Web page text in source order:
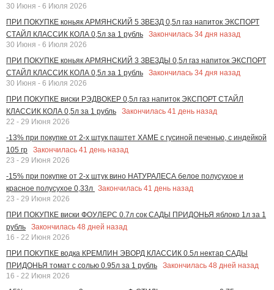
30 Июня - 6 Июля 2026
ПРИ ПОКУПКЕ коньяк АРМЯНСКИЙ 5 ЗВЕЗД 0,5л газ напиток ЭКСПОРТ
СТАЙЛ КЛАССИК КОЛА 0,5л за 1 рубль
Закончилась 34 дня назад
30 Июня - 6 Июля 2026
ПРИ ПОКУПКЕ коньяк АРМЯНСКИЙ 3 ЗВЕЗДЫ 0,5л газ напиток ЭКСПОРТ
СТАЙЛ КЛАССИК КОЛА 0,5л за 1 рубль
Закончилась 34 дня назад
30 Июня - 6 Июля 2026
ПРИ ПОКУПКЕ виски РЭДВОКЕР 0,5л газ напиток ЭКСПОРТ СТАЙЛ
КЛАССИК КОЛА 0,5л за 1 рубль
Закончилась 41 день назад
22 - 29 Июня 2026
-13% при покупке от 2-х штук паштет ХАМЕ с гусиной печенью, с индейкой
105 гр
Закончилась 41 день назад
23 - 29 Июня 2026
-15% при покупке от 2-х штук вино НАТУРАЛЕСА белое полусухое и
красное полусухое 0,33л Закончилась 41 день назад
23 - 29 Июня 2026
ПРИ ПОКУПКЕ виски ФОУЛЕРС 0.7л сок САДЫ ПРИДОНЬЯ яблоко 1л за 1
рубль
Закончилась 48 дней назад
16 - 22 Июня 2026
ПРИ ПОКУПКЕ водка КРЕМЛИН ЭВОРД КЛАССИК 0.5л нектар САДЫ
ПРИДОНЬЯ томат с солью 0.95л за 1 рубль
Закончилась 48 дней назад
16 - 22 Июня 2026